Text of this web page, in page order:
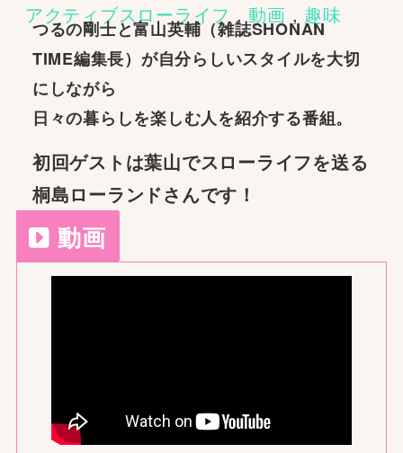
アクティブスローライフ , 動画 , 趣味
つるの剛士と富山英輔（雑誌SHONAN
TIME編集長）が自分らしいスタイルを大切
にしながら
日々の暮らしを楽しむ人を紹介する番組。
初回ゲストは葉山でスローライフを送る
桐島ローランドさんです！
動画